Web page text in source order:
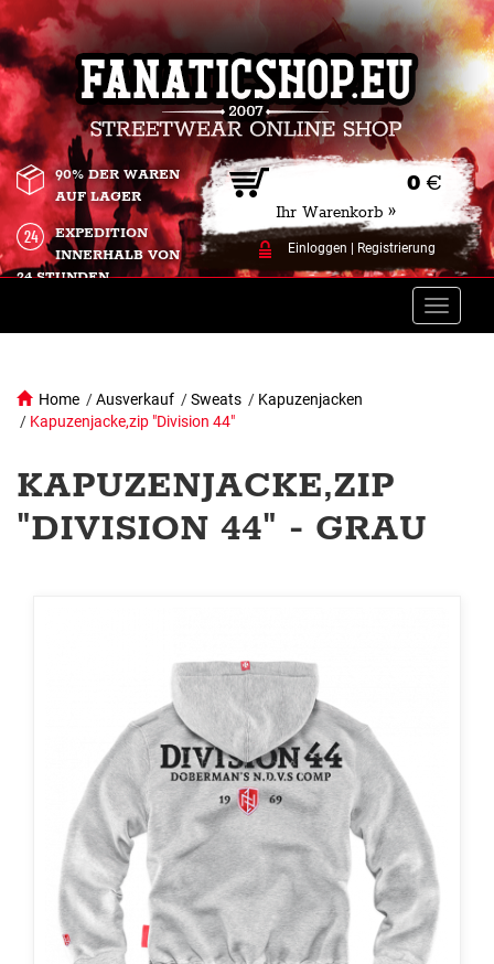
0 €
Ihr Warenkorb »
Einloggen Registrierung
90% DER WAREN
AUF LAGER
EXPEDITION
INNERHALB VON
24 STUNDEN.
Toggle
Home /Ausverkauf /Sweats / Kapuzenjacken
/ Kapuzenjacke,zip "Division 44"
KAPUZENJACKE,ZIP
"DIVISION 44" - GRAU